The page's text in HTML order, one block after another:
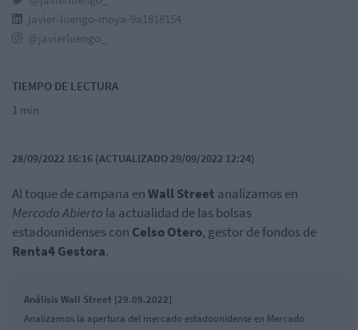
javier-luengo-moya-9a1818154
@javierluengo_
TIEMPO DE LECTURA
1 min
28/09/2022 16:16 (ACTUALIZADO 29/09/2022 12:24)
Al toque de campana enWallStreet analizamos en
Mercado Abierto la actualidad de las bolsas
estadounidenses con Celso Otero, gestor de fondos de
Renta4 Gestora.
Análisis Wall Street [29.09.2022]
Analizamos la apertura del mercado estadounidense en Mercado